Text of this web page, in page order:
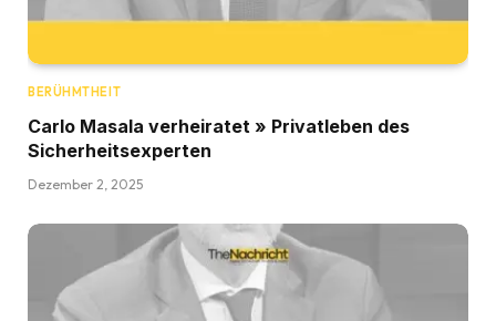
BERÜHMTHEIT
Carlo Masala verheiratet » Privatleben des
Sicherheitsexperten
Dezember 2, 2025